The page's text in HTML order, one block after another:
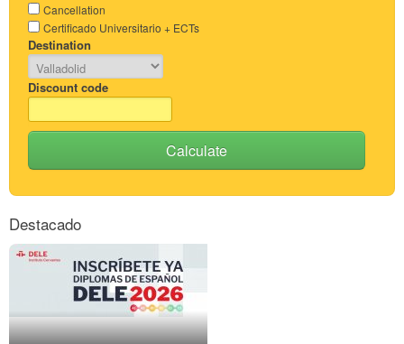
Cancellation
Certificado Universitario + ECTs
Destination
Discount code
Calculate
Destacado